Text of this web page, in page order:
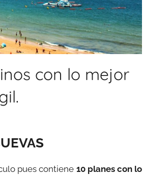
con lo mejor
pues contiene 10 planes con lo